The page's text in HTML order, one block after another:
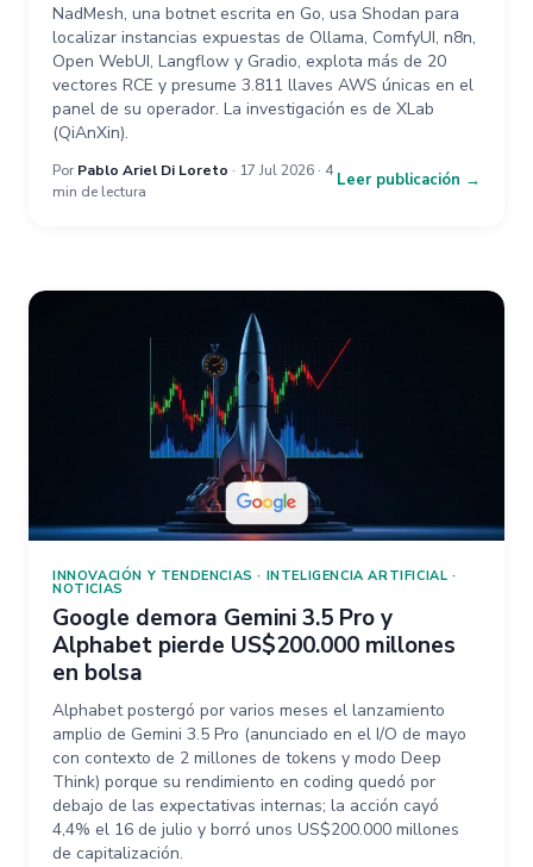
NadMesh, una botnet escrita en Go, usa Shodan para
localizar instancias expuestas de Ollama, ComfyUI, n8n,
Open WebUI, Langflow y Gradio, explota más de 20
vectores RCE y presume 3.811 llaves AWS únicas en el
panel de su operador. La investigación es de XLab
(QiAnXin).
Por Pablo Ariel Di Loreto · 17 Jul 2026 · 4
min de lectura
Leer publicación →
INNOVACIÓN Y TENDENCIAS · INTELIGENCIA ARTIFICIAL ·
NOTICIAS
Google demora Gemini 3.5 Pro y
Alphabet pierde US$200.000 millones
en bolsa
Alphabet postergó por varios meses el lanzamiento
amplio de Gemini 3.5 Pro (anunciado en el I/O de mayo
con contexto de 2 millones de tokens y modo Deep
Think) porque su rendimiento en coding quedó por
debajo de las expectativas internas; la acción cayó
4,4% el 16 de julio y borró unos US$200.000 millones
de capitalización.